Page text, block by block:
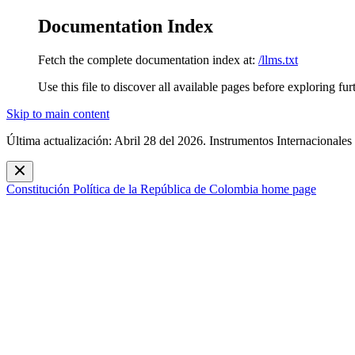
Documentation Index
Fetch the complete documentation index at: /llms.txt
Use this file to discover all available pages before exploring
Skip to main content
Última actualización: Abril 28 del 2026. Instrumentos Internacionales
Constitución Política de la República de Colombia home page